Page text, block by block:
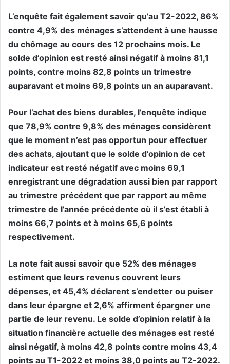
L’enquête fait également savoir qu’au T2-2022, 86%
contre 4,9% des ménages s’attendent à une hausse
du chômage au cours des 12 prochains mois. Le
solde d’opinion est resté ainsi négatif à moins 81,1
points, contre moins 82,8 points un trimestre
auparavant et moins 69,8 points un an auparavant.
Pour l’achat des biens durables, l’enquête indique
que 78,9% contre 9,8% des ménages considèrent
que le moment n’est pas opportun pour effectuer
des achats, ajoutant que le solde d’opinion de cet
indicateur est resté négatif avec moins 69,1
enregistrant une dégradation aussi bien par rapport
au trimestre précédent que par rapport au même
trimestre de l’année précédente où il s’est établi à
moins 66,7 points et à moins 65,6 points
respectivement.
La note fait aussi savoir que 52% des ménages
estiment que leurs revenus couvrent leurs
dépenses, et 45,4% déclarent s’endetter ou puiser
dans leur épargne et 2,6% affirment épargner une
partie de leur revenu. Le solde d’opinion relatif à la
situation financière actuelle des ménages est resté
ainsi négatif, à moins 42,8 points contre moins 43,4
points au T1-2022 et moins 38,0 points au T2-2022.